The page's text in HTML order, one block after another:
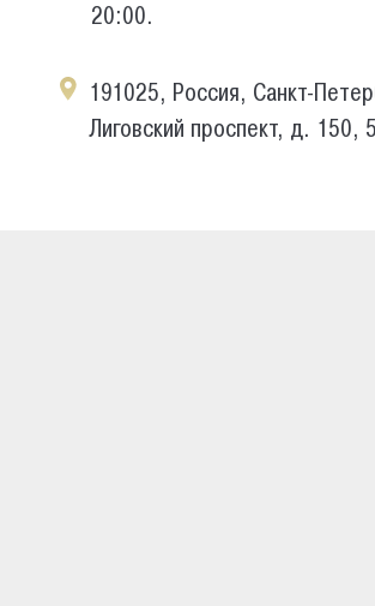
20:00.
191025, Россия, Санкт-
Лиговский проспект, д. 150,